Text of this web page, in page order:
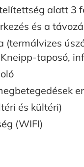
alatt 3
és a
taposó,
és kültéri)
(WIFI)